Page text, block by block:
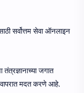
सर्वोत्तम सेवा ऑनलाइन
तंत्रज्ञानाच्या जगात
वापरात मदत करणे आहे.